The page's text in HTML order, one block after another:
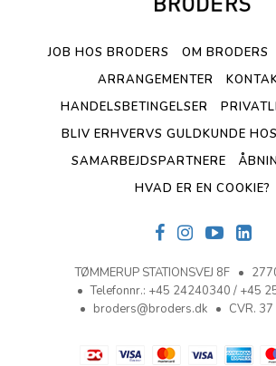
JOB HOS BRODERS OM BRODERS
ARRANGEMENTER
HANDELSBETINGELSER
BLIV ERHVERVS GULDKUNDE
SAMARBEJDSPARTNERE
HVAD ER EN COOKIE?
TØMMERUP STATIONSVEJ 8F
Telefonnr.: +45 24240340 / +45
broders@broders.dk
CVR.